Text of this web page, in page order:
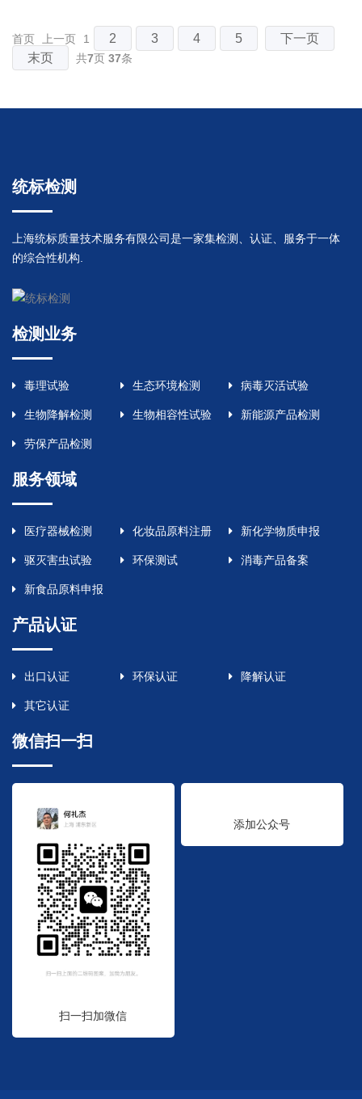
首页 上一页 1 2 3 4 5
下一页
末页
共7页 37条
统标检测
上海统标质量技术服务有限公司是一家集检测、认证、服务于一体
的综合性机构.
检测业务
毒理试验 生态环境检测 病毒灭活试验
生物降解检测 生物相容性试验 新能源产品检测
劳保产品检测
服务领域
医疗器械检测 化妆品原料注册 新化学物质申报
驱灭害虫试验 环保测试 消毒产品备案
新食品原料申报
产品认证
出口认证 环保认证 降解认证
其它认证
微信扫一扫
扫一扫加微信
添加公众号